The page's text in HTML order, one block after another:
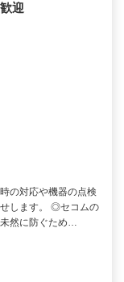
迎
の対応や機器の点検
します。 ◎セコムの
然に防ぐため…